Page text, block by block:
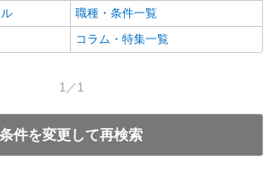
職種・条件一覧
コラム・特集一覧
1／1
条件を変更して再検索